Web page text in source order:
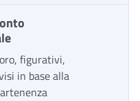
figurativi,
in base alla